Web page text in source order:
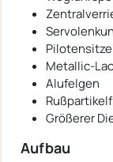
Pilotensitze
Metallic-
Alufelgen
Größerer
Aufbau